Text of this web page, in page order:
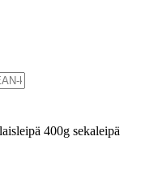
400g sekaleipä